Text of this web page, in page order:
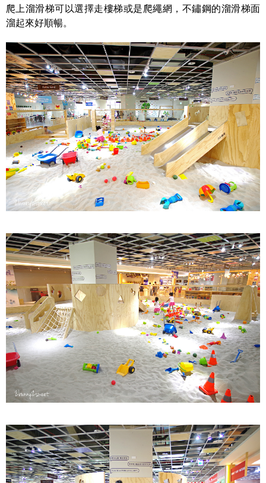
爬上溜滑梯可以選擇走樓梯或是爬繩網，不鏽鋼的溜滑梯面
溜起來好順暢。